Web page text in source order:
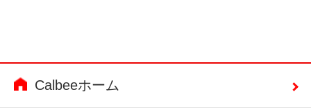
Calbeeホーム